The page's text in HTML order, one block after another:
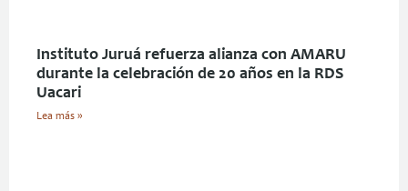
Instituto Juruá refuerza alianza con AMARU
durante la celebración de 20 años en la RDS
Uacari
Lea más »